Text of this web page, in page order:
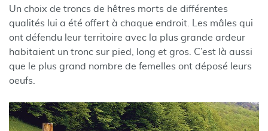
Un choix de troncs de hêtres morts de différentes
qualités lui a été offert à chaque endroit. Les mâles qui
ont défendu leur territoire avec la plus grande ardeur
habitaient un tronc sur pied, long et gros. C’est là aussi
que le plus grand nombre de femelles ont déposé leurs
oeufs.